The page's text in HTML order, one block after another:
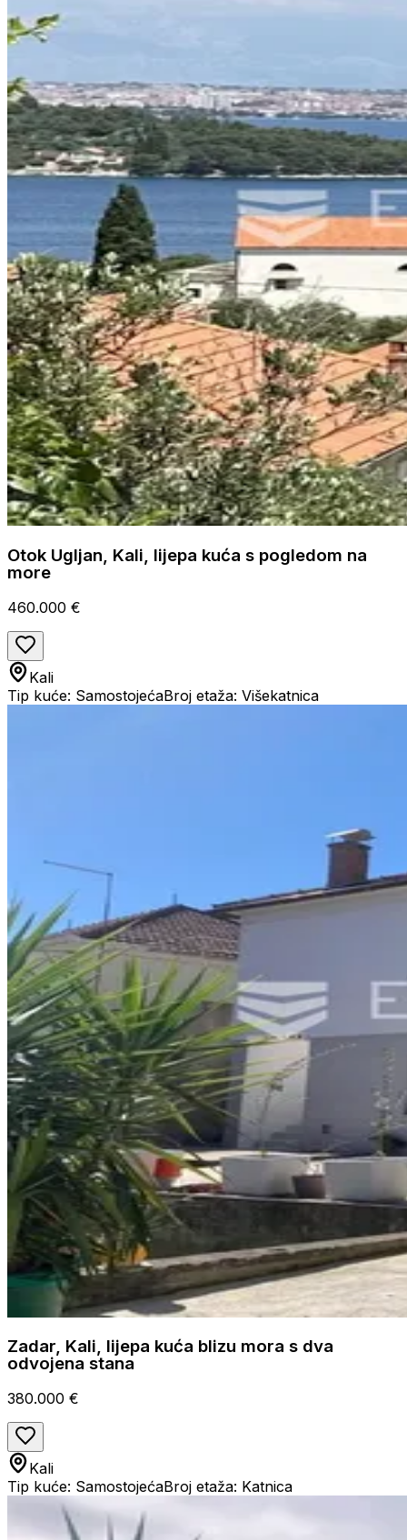
Otok Ugljan, Kali, lijepa kuća s pogledom na
more
460.000 €
Kali
Tip kuće: SamostojećaBroj etaža: Višekatnica
Zadar, Kali, lijepa kuća blizu mora s dva
odvojena stana
380.000 €
Kali
Tip kuće: SamostojećaBroj etaža: Katnica